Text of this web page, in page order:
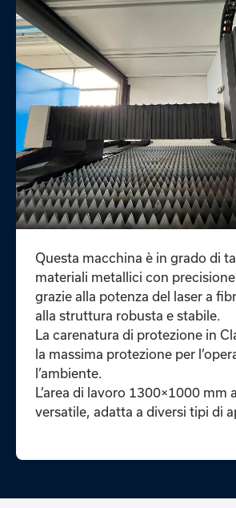
Questa macchina è in grado di
materiali metallici con
grazie alla potenza del laser a
alla struttura robusta e stabile.
La carenatura di protezione in
la massima protezione per
l’ambiente.
L’area di lavoro 1300×1000 mm
versatile, adatta a diversi tipi di